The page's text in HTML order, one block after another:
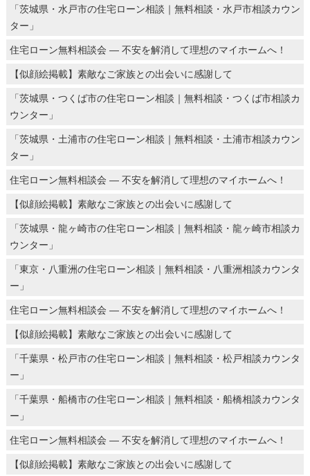
「茨城県・水戸市の住宅ローン相談｜無料相談・水戸市相談カウン
ター」
住宅ローン無料相談会 ― 不安を解消して理想のマイホームへ！
【似顔絵掲載】素敵なご家族との出会いに感謝して
「茨城県・つくば市の住宅ローン相談｜無料相談・つくば市相談カ
ウンター」
「茨城県・土浦市の住宅ローン相談｜無料相談・土浦市相談カウン
ター」
住宅ローン無料相談会 ― 不安を解消して理想のマイホームへ！
【似顔絵掲載】素敵なご家族との出会いに感謝して
「茨城県・龍ヶ崎市の住宅ローン相談｜無料相談・龍ヶ崎市相談カ
ウンター」
「東京・八重洲の住宅ローン相談｜無料相談・八重洲相談カウンタ
ー」
住宅ローン無料相談会 ― 不安を解消して理想のマイホームへ！
【似顔絵掲載】素敵なご家族との出会いに感謝して
「千葉県・松戸市の住宅ローン相談｜無料相談・松戸相談カウンタ
ー」
「千葉県・船橋市の住宅ローン相談｜無料相談・船橋相談カウンタ
ー」
住宅ローン無料相談会 ― 不安を解消して理想のマイホームへ！
【似顔絵掲載】素敵なご家族との出会いに感謝して